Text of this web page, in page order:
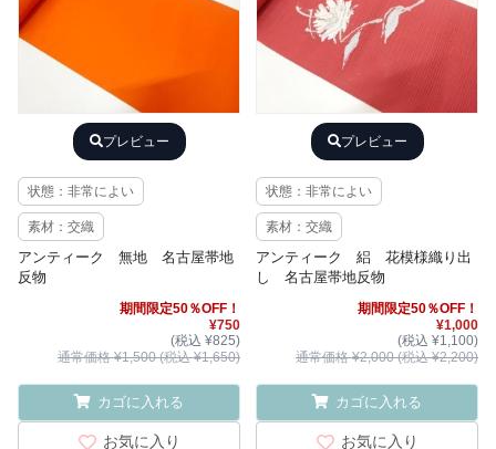
プレビュー
状態：非常によい
素材：交織
アンティーク 無地 名古屋帯地
反物
期間限定50％OFF！
¥750
(税込 ¥825)
通常価格 ¥1,500 (税込 ¥1,650)
カゴに入れる
お気に入り
プレビュー
状態：非常によい
素材：交織
アンティーク 絽 花模様織り出
し 名古屋帯地反物
期間限定50％OFF！
¥1,000
(税込 ¥1,100)
通常価格 ¥2,000 (税込 ¥2,200)
カゴに入れる
お気に入り